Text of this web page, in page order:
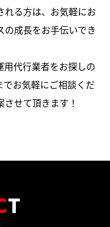
れる方は、お気軽にお
の成長をお手伝いでき
用代行業者をお探しの
でお気軽にご相談くだ
せて頂きます！
T